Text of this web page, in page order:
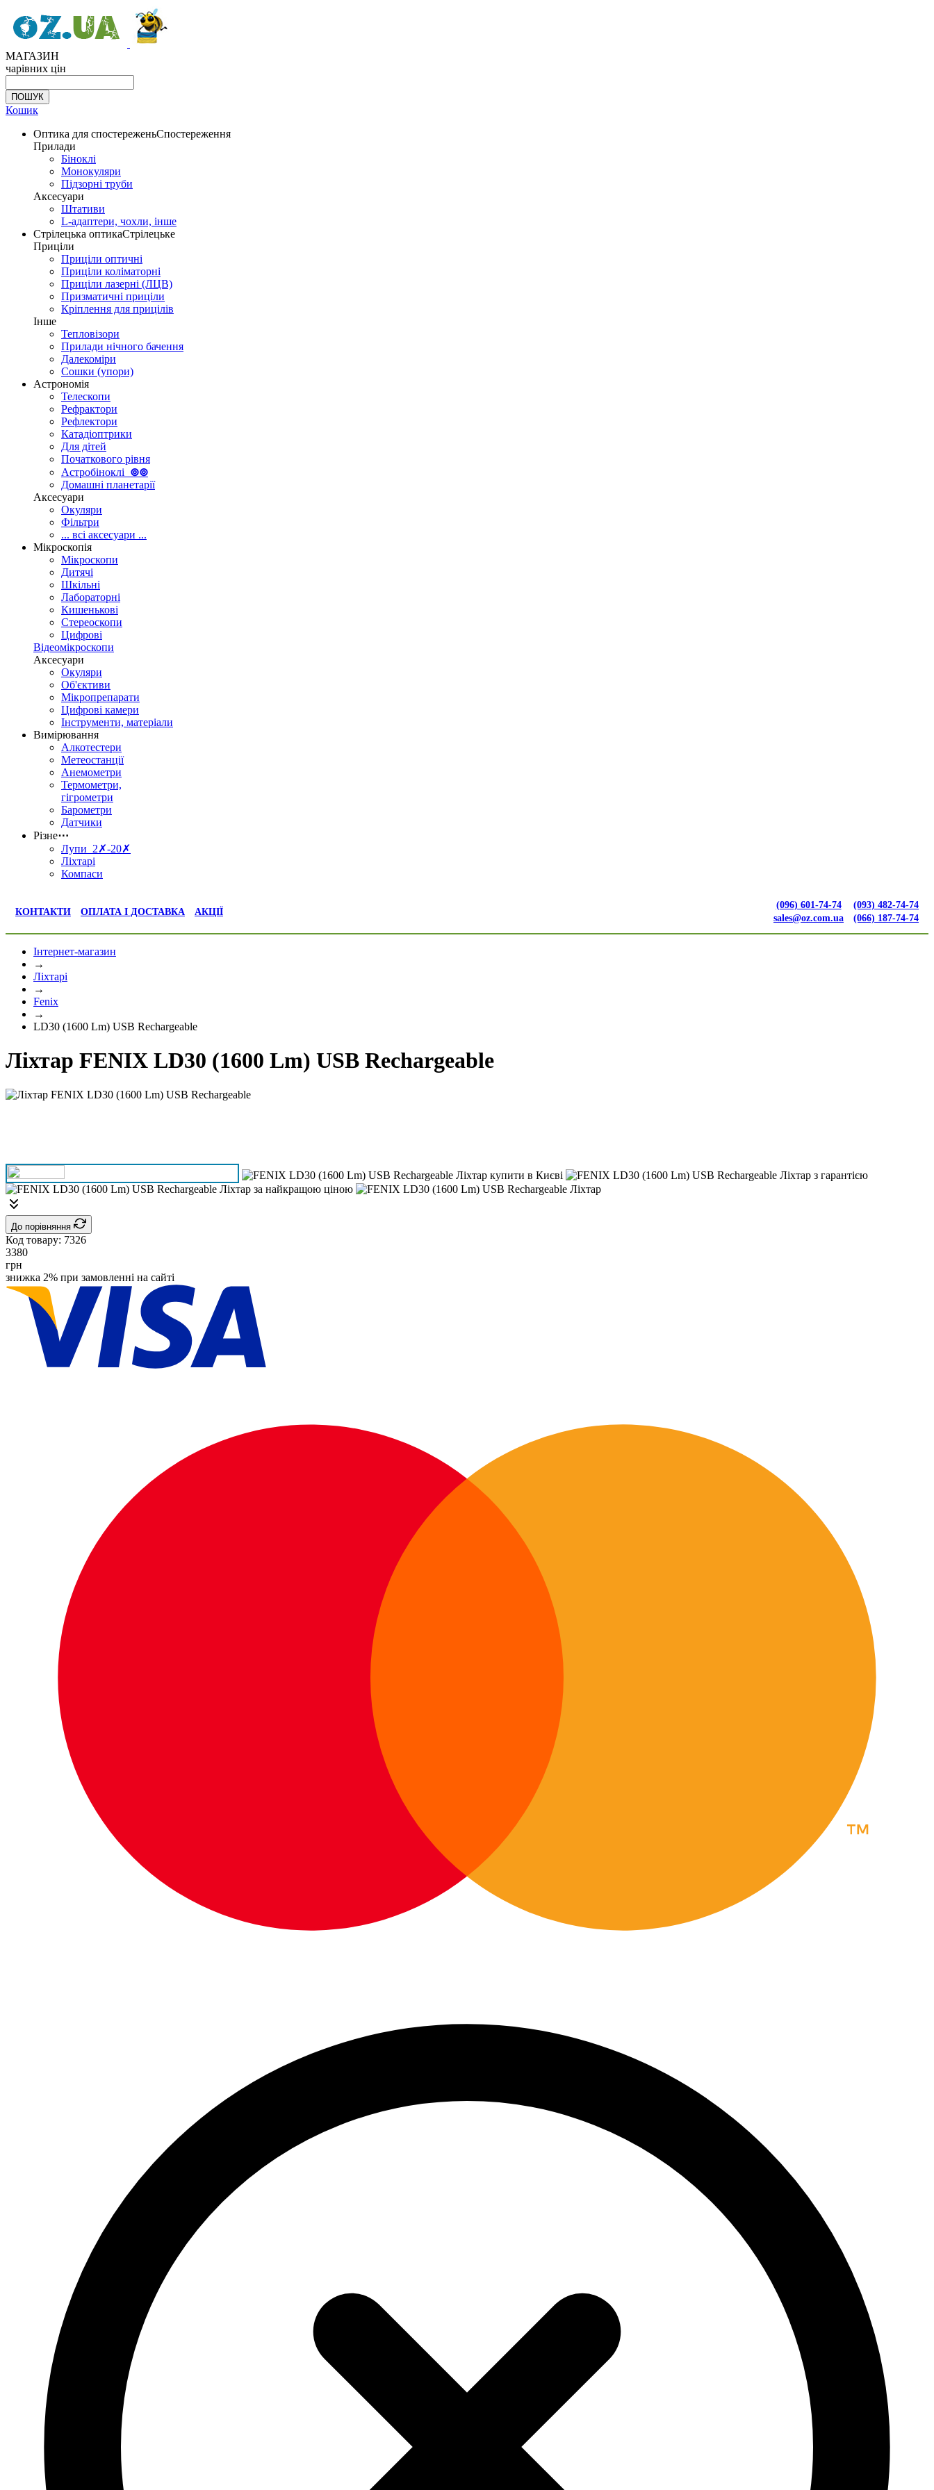
МАГАЗИН
чарівних цін
Кошик
Оптика для спостереженьСпостереження
Прилади
Біноклі
Монокуляри
Підзорні труби
Аксесуари
Штативи
L-адаптери, чохли, інше
Стрілецька оптикаСтрілецьке
Приціли
Приціли оптичні
Приціли коліматорні
Приціли лазерні (ЛЦВ)
Призматичні приціли
Кріплення для прицілів
Інше
Тепловізори
Прилади нічного бачення
Далекоміри
Сошки (упори)
Астрономія
Телескопи
Рефрактори
Рефлектори
Катадіоптрики
Для дітей
Початкового рівня
Астробіноклі ⊚⊚
Домашні планетарії
Аксесуари
Окуляри
Фільтри
... всі аксесуари ...
Мікроскопія
Мікроскопи
Дитячі
Шкільні
Лабораторні
Кишенькові
Стереоскопи
Цифрові
Відеомікроскопи
Аксесуари
Окуляри
Об'єктиви
Мікропрепарати
Цифрові камери
Інструменти, матеріали
Вимірювання
Алкотестери
Метеостанції
Анемометри
Термометри,
гігрометри
Барометри
Датчики
Різне⋯
Лупи 2✗-20✗
Ліхтарі
Компаси
КОНТАКТИ ОПЛАТА І ДОСТАВКА АКЦІЇ
(096) 601-74-74
sales@oz.com.ua
(093) 482-74-74
(066) 187-74-74
Інтернет-магазин
→
Ліхтарі
→
Fenix
→
LD30 (1600 Lm) USB Rechargeable
Ліхтар FENIX LD30 (1600 Lm) USB Rechargeable
До порівняння
Код товару: 7326
3380
грн
знижка 2% при замовленні на сайті